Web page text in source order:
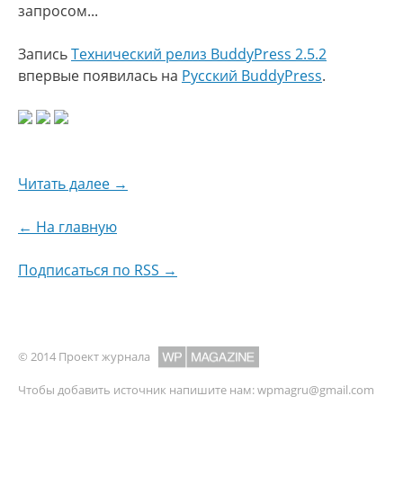
запросом...
ЗаписьТехнический релиз BuddyPress 2.5.2
впервые появилась на Русский BuddyPress.
Читать далее →
← На главную
Подписаться по RSS →
© 2014 Проект журнала
Чтобы добавить источник напишите нам:wpmagru@gmail.com